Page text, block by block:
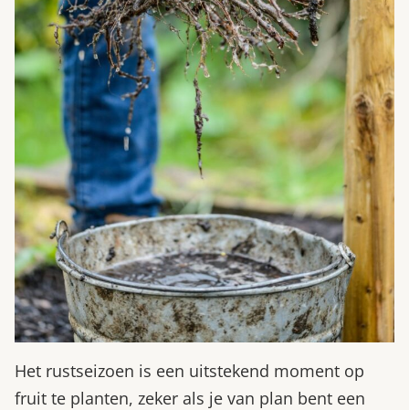
Het rustseizoen is een uitstekend moment op
fruit te planten, zeker als je van plan bent een